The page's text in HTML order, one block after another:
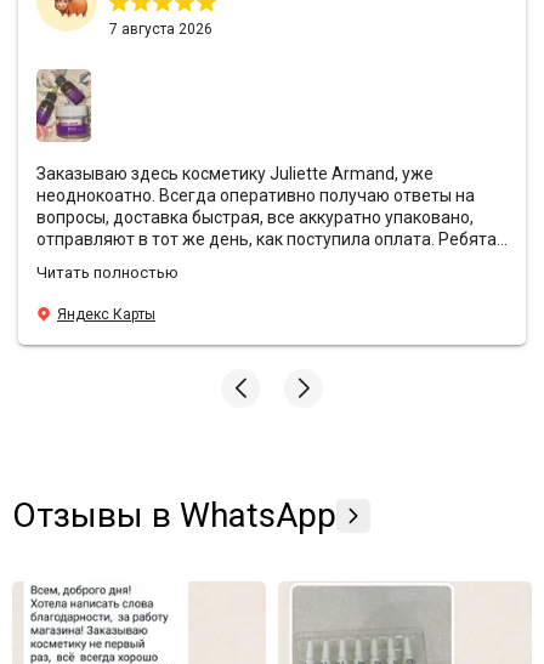
коже молодость, гладкость и сияние без агрессивного
7 августа 2026
Заказываю здесь косметику Juliette Armand, уже
неоднокоатно. Всегда оперативно получаю ответы на
вопросы, доставка быстрая, все аккуратно упаковано,
отправляют в тот же день, как поступила оплата. Ребята
заказами подарочки❤️ Эффект от антивозрастной
уходовой косметики просто вау, средства действительно
борятся с морщинами, лицо свежее и блестящее, даже в
те моменты, когда хронический недосып. У Sunshine
знакомым рекомендую заказывать здесь🫶🏼
Читать полностью
Яндекс Карты
Отзывы в WhatsApp